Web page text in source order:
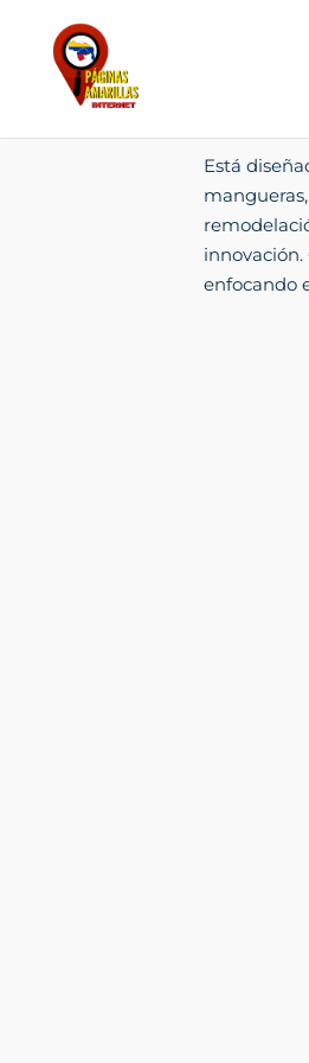
Está
innovación.
enfocando